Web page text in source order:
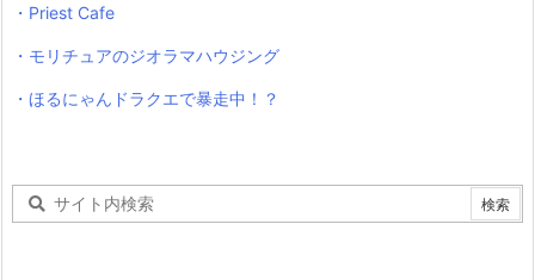
・Priest Cafe
・モリチュアのジオラマハウジング
・ほるにゃんドラクエで暴走中！？